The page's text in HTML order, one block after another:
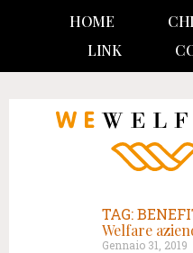
HOME
LINK
TAG:
Welfare
Gennaio 31, 2019